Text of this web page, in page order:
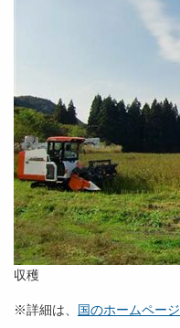
収穫
※詳細は、 国のホームページ